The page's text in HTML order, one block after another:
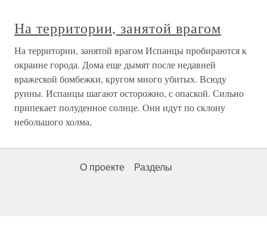
На территории, занятой врагом
На территории, занятой врагом Испанцы пробираются к
окраине города. Дома еще дымят после недавней
вражеской бомбежки, кругом много убитых. Всюду
руины. Испанцы шагают осторожно, с опаской. Сильно
припекает полуденное солнце. Они идут по склону
небольшого холма,
О проекте Разделы